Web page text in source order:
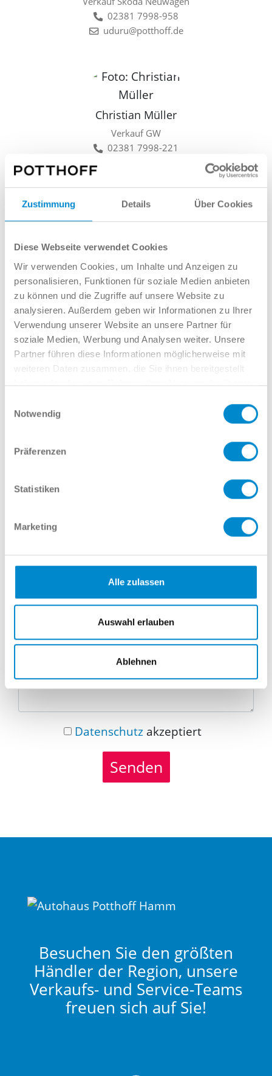
Zustimmung Details Über Cookies
Diese Webseite verwendet Cookies
Wir verwenden Cookies, um Inhalte und Anzeigen zu
personalisieren, Funktionen für soziale Medien anbieten
zu können und die Zugriffe auf unsere Website zu
analysieren. Außerdem geben wir Informationen zu Ihrer
Verwendung unserer Website an unsere Partner für
soziale Medien, Werbung und Analysen weiter. Unsere
Partner führen diese Informationen möglicherweise mit
weiteren Daten zusammen, die Sie ihnen bereitgestellt
haben oder die sie im Rahmen Ihrer Nutzung der Dienste
Notwendig
Präferenzen
Statistiken
Marketing
Alle zulassen
Auswahl erlauben
Ablehnen
02381 7998-958
uduru@potthoff.de
Christian Müller
Verkauf GW
02381 7998-221
Lars Linkamp
Verkauf GW
02381 7998-522
llinkamp@potthoff.de
Oder gern direkt per Mail oder
Telefon:
E-Mail
Nachricht
Datenschutzakzeptiert
Senden
Besuchen Sie den größten
Händler der Region, unsere
Verkaufs- und Service-Teams
freuen sich auf Sie!